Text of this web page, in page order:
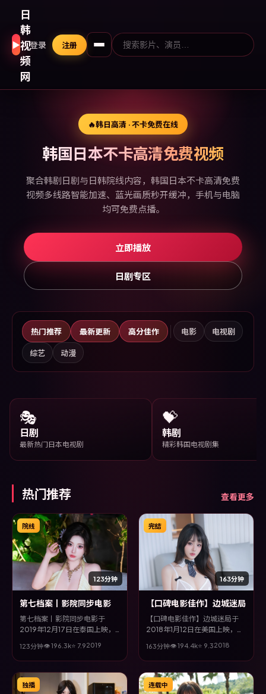
▶
日
韩
视
频
网
登录 注册
🔥韩日高清 · 不卡免费在线
韩国日本不卡高清免费视频
聚合韩剧日剧与日韩院线内容，韩国日本不卡高清免费
视频多线路智能加速、蓝光画质秒开缓冲，手机与电脑
均可免费点播。
立即播放
日剧专区
热门推荐 最新更新 高分佳作 电影 电视剧
综艺 动漫
🎭
日剧
最新热门日本电视剧
💝
韩剧
精彩韩国电视剧集
热门推荐 查看更多
123分钟
院线
第七档案丨影院同步电影
第七档案丨影院同步电影于
2019年12月17日在泰国上映，
京、朱一龙等主演。全片以动作
类型为主线，改编自真实事件与
社会议题，兼具娱乐性与思考空
间。
123分钟👁196.3k⭐ 7.92019
163分钟
完结
【口碑电影佳作】边城迷局
【口碑电影佳作】边城迷局于
2018年1月12日在美国上映，由
镁等主演。全片以科幻类型为主
线，多条叙事线交织收束，悬念
与情感并重，适合喜欢强情节的
观众。
163分钟👁194.4k⭐ 9.32018
独播 连载中